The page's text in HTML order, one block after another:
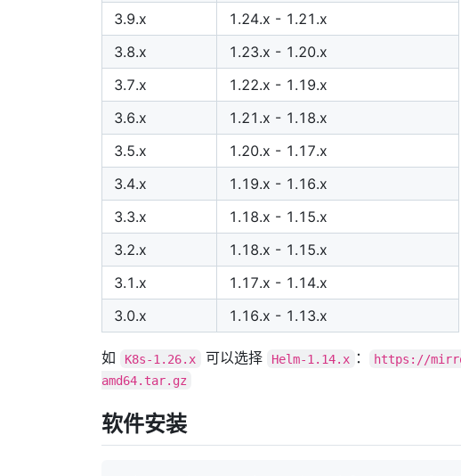
3.9.x
1.24.x - 1.21.x
3.8.x
1.23.x - 1.20.x
3.7.x
1.22.x - 1.19.x
3.6.x
1.21.x - 1.18.x
3.5.x
1.20.x - 1.17.x
3.4.x
1.19.x - 1.16.x
3.3.x
1.18.x - 1.15.x
3.2.x
1.18.x - 1.15.x
3.1.x
1.17.x - 1.14.x
3.0.x
1.16.x - 1.13.x
如 K8s-1.26.x 可以选择 Helm-1.14.x ：
https://
amd64.tar.gz
软件安装